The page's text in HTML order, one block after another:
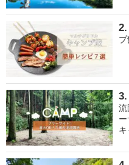
プ
流